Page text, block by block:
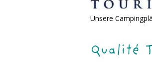
Unsere
Qualité